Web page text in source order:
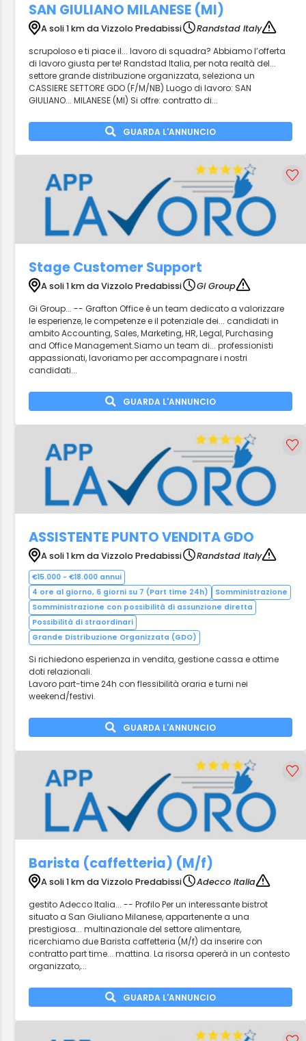
SAN GIULIANO MILANESE (MI)
A soli 1 km da Vizzolo Predabissi
Randstad Italy
scrupoloso e ti piace il... lavoro di squadra? Abbiamo l’offerta
di lavoro giusta per te! Randstad Italia, per nota realtà del...
settore grande distribuzione organizzata, seleziona un
CASSIERE SETTORE GDO (F/M/NB) Luogo di lavoro: SAN
GIULIANO... MILANESE (MI) Si offre: contratto di...
GUARDA L'ANNUNCIO
Stage Customer Support
A soli 1 km da Vizzolo Predabissi
Gi Group
Gi Group... -- Grafton Office è un team dedicato a valorizzare
le esperienze, le competenze e il potenziale dei... candidati in
ambito Accounting, Sales, Marketing, HR, Legal, Purchasing
and Office Management.Siamo un team di... professionisti
appassionati, lavoriamo per accompagnare i nostri
candidati...
GUARDA L'ANNUNCIO
ASSISTENTE PUNTO VENDITA GDO
A soli 1 km da Vizzolo Predabissi Randstad Italy
€15.000 - €18.000 annui
4 ore al giorno, 6 giorni su 7 (Part time 24h)
Somministrazione
Somministrazione con possibilità di assunzione diretta
Possibilità di straordinari
Grande Distribuzione Organizzata (GDO)
Si richiedono esperienza in vendita, gestione cassa e ottime
doti relazionali.
Lavoro part-time 24h con flessibilità oraria e turni nei
weekend/festivi.
GUARDA L'ANNUNCIO
Barista (caffetteria) (M/f)
A soli 1 km da Vizzolo Predabissi
Adecco Italia
gestito Adecco Italia... -- Profilo Per un interessante bistrot
situato a San Giuliano Milanese, appartenente a una
prestigiosa... multinazionale del settore alimentare,
ricerchiamo due Barista caffetteria (M/f) da inserire con
contratto part time... mattina. La risorsa opererà in un contesto
organizzato,...
GUARDA L'ANNUNCIO